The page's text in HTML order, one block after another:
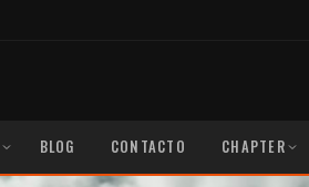
BLOG CONTACTO CHAPTER